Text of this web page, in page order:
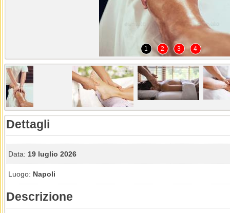
1 2 3 4
Dettagli
Data: 19 luglio 2026
Luogo: Napoli
Descrizione